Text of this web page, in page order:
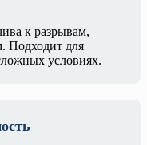
к разрывам,
Подходит для
условиях.